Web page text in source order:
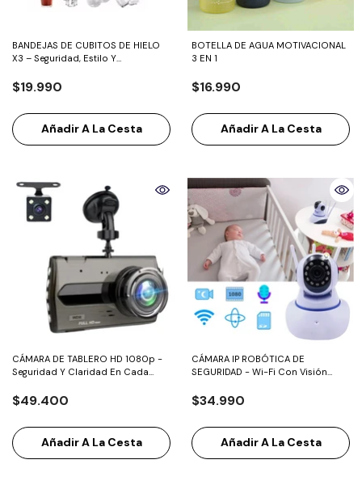
BANDEJAS DE CUBITOS DE HIELO
X3 – Seguridad, Estilo Y
$19.990
Añadir A La Cesta
BOTELLA DE AGUA MOTIVACIONAL
3 EN 1
$16.990
Añadir A La Cesta
CÁMARA DE TABLERO HD 1080p -
Seguridad Y Claridad En Cada
$49.400
Añadir A La Cesta
CÁMARA IP ROBÓTICA DE
SEGURIDAD - Wi-Fi Con Visión
$34.990
Añadir A La Cesta